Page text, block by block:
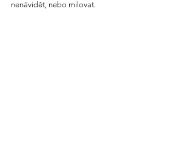
nenávidět, nebo milovat.